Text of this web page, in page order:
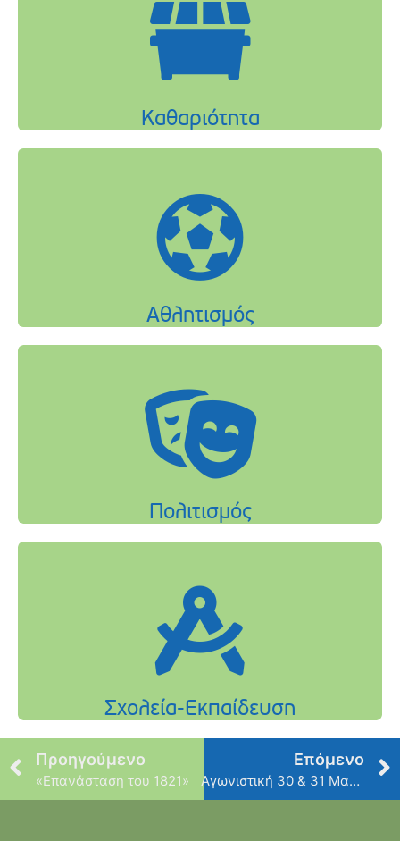
Προηγούμενο
«Επανάσταση του 1821»
Επόμενο
Αγωνιστική 30 & 31 Μαρτίου